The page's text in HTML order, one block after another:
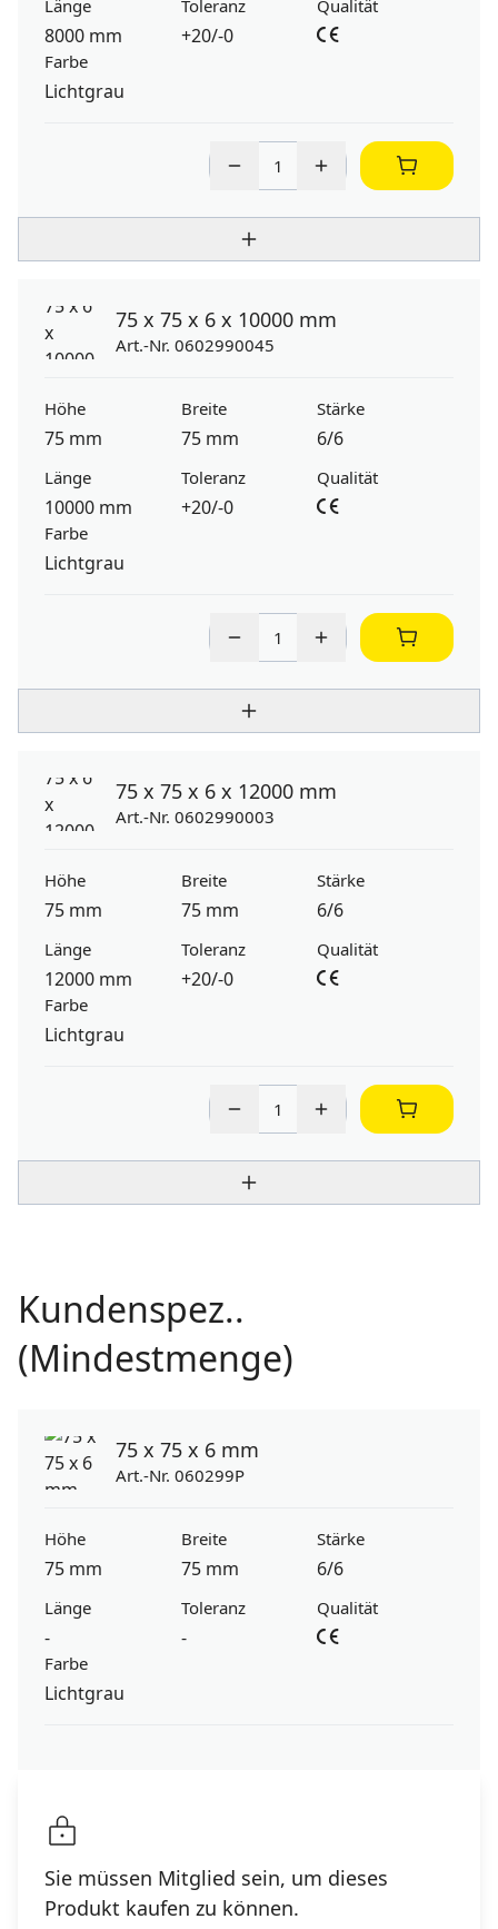
Länge
8000 mm
Toleranz
+20/-0
Qualität
Farbe
Lichtgrau
75 x 75 x 6 x 10000 mm
Art.-Nr. 0602990045
Höhe
75 mm
Breite
75 mm
Stärke
6/6
Länge
10000 mm
Toleranz
+20/-0
Qualität
Farbe
Lichtgrau
75 x 75 x 6 x 12000 mm
Art.-Nr. 0602990003
Höhe
75 mm
Breite
75 mm
Stärke
6/6
Länge
12000 mm
Toleranz
+20/-0
Qualität
Farbe
Lichtgrau
Kundenspez..
(Mindestmenge)
75 x 75 x 6 mm
Art.-Nr. 060299P
Höhe
75 mm
Breite
75 mm
Stärke
6/6
Länge
-
Toleranz
-
Qualität
Farbe
Lichtgrau
Sie müssen Mitglied sein, um dieses
Produkt kaufen zu können.